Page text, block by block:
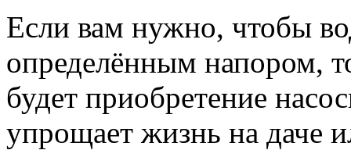
Если вам нужно, чтобы
определённым напором,
будет приобретение
упрощает жизнь на даче